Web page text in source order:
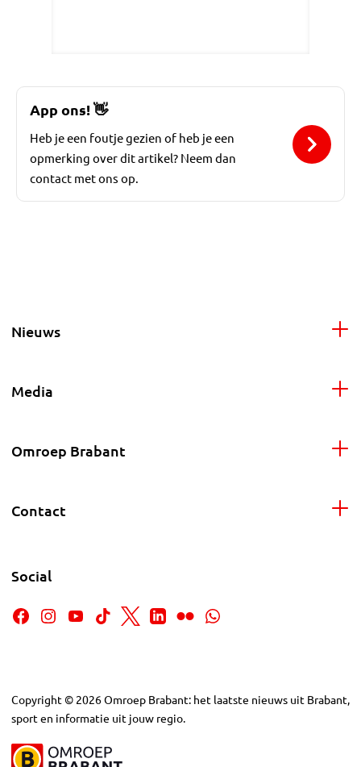
App ons!👋
Heb je een foutje gezien of heb je een
opmerking over dit artikel? Neem dan
contact met ons op.
Nieuws
Media
Omroep Brabant
Contact
Social
Copyright © 2026Omroep Brabant: het laatste nieuws uit Brabant,
sport en informatie uit jouw regio.